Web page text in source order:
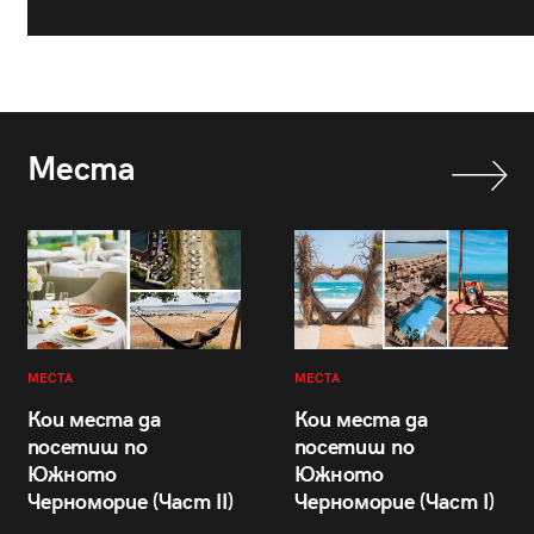
Места
МЕСТА
Кои места да
посетиш по
Южното
Черноморие (Част II)
МЕСТА
Кои места да
посетиш по
Южното
Черноморие (Част I)